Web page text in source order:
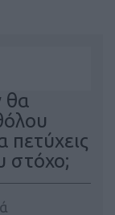
θα
πετύχεις
στόχο;